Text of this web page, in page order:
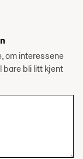
om interessene
bare bli litt kjent